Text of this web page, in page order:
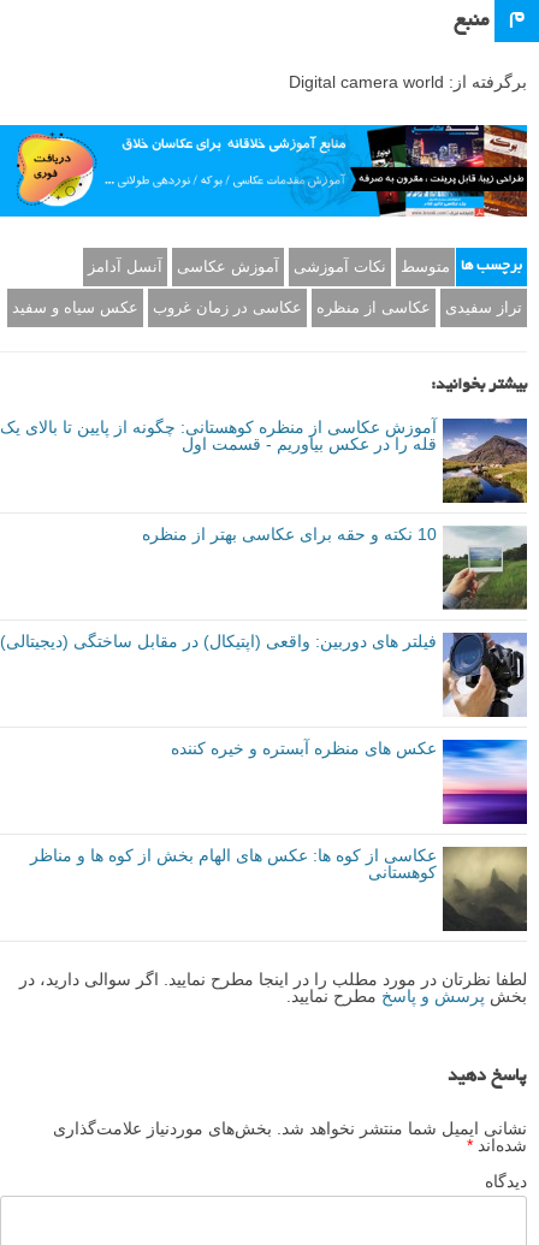
م منبع
برگرفته از: Digital camera world
برچسب ها متوسط نکات آموزشی آموزش عکاسی آنسل آدامز
تراز سفیدی عکاسی از منظره عکاسی در زمان غروب عکس سیاه و سفید
بیشتر بخوانید:
آموزش عکاسی از منظره کوهستانی: چگونه از پایین تا بالای یک
قله را در عکس بیاوریم - قسمت اول
10 نکته و حقه برای عکاسی بهتر از منظره
فیلتر های دوربین: واقعی (اپتیکال) در مقابل ساختگی (دیجیتالی)
عکس های منظره آبستره و خیره کننده
عکاسی از کوه ها: عکس های الهام بخش از کوه ها و مناظر
کوهستانی
لطفا نظرتان در مورد مطلب را در اینجا مطرح نمایید. اگر سوالی دارید، در
بخش پرسش و پاسخ مطرح نمایید.
پاسخ دهید
نشانی ایمیل شما منتشر نخواهد شد. بخش‌های موردنیاز علامت‌گذاری
شده‌اند *
دیدگاه